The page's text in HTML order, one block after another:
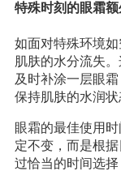
特殊时刻的眼霜
如面对特殊环境
肌肤的水分流失
及时补涂一层眼
保持肌肤的水润状
眼霜的最佳使用
定不变，而是根据
过恰当的时间选